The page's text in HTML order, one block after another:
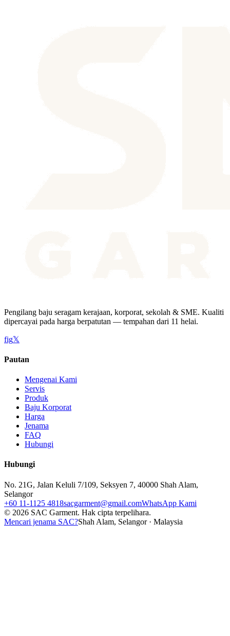
Pengilang baju seragam kerajaan, korporat, sekolah & SME. Kualiti
dipercayai pada harga berpatutan — tempahan dari 11 helai.
fig𝕏
Pautan
Mengenai Kami
Servis
Produk
Baju Korporat
Harga
Jenama
FAQ
Hubungi
Hubungi
No. 21G, Jalan Keluli 7/109, Seksyen 7, 40000 Shah Alam,
Selangor
+60 11-1125 4818sacgarment@gmail.comWhatsApp Kami
© 2026 SAC Garment. Hak cipta terpelihara.
Mencari jenama SAC?Shah Alam, Selangor · Malaysia